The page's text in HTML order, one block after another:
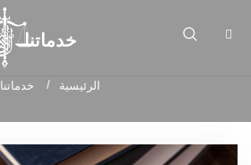
خدماتنا
الرئيسية خدماتنا